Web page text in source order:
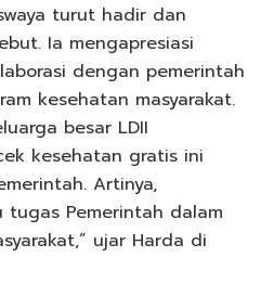
turut hadir dan
Ia mengapresiasi
dengan pemerintah
kesehatan masyarakat.
besar LDII
kesehatan gratis ini
Artinya,
tugas Pemerintah dalam
ujar Harda di